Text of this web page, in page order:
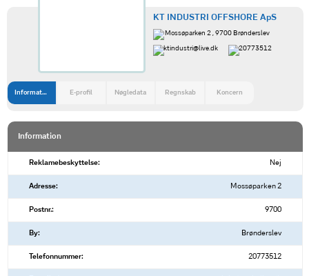
KT INDUSTRI OFFSHORE ApS
Mossøparken 2 , 9700 Brønderslev
ktindustri@live.dk
20773512
Information E-profil Nøgledata Regnskab Koncern
Information
Reklamebeskyttelse: Nej
Adresse: Mossøparken 2
Postnr.: 9700
By: Brønderslev
Telefonnummer: 20773512